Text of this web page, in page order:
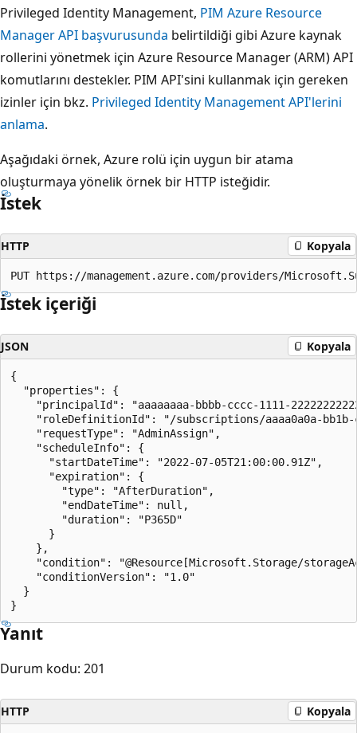
Privileged Identity Management, PIM Azure Resource
Manager API başvurusunda belirtildiği gibi Azure kaynak
rollerini yönetmek için Azure Resource Manager (ARM) API
komutlarını destekler. PIM API'sini kullanmak için gereken
izinler için bkz. Privileged Identity Management API'lerini
anlama.
Aşağıdaki örnek, Azure rolü için uygun bir atama
oluşturmaya yönelik örnek bir HTTP isteğidir.
İstek
HTTP Kopyala
İstek içeriği
JSON Kopyala
{
  "properties": {
"principalId": "aaaaaaaa-bbbb-cccc-1111-
"roleDefinitionId": "/subscriptions/aaaa0a0a-
    "requestType": "AdminAssign",
    "scheduleInfo": {
      "startDateTime": "2022-07-05T21:00:00.91Z",
      "expiration": {
        "type": "AfterDuration",
        "endDateTime": null,
        "duration": "P365D"
      }
    },
"condition": "@Resource[Microsoft.Storage/
    "conditionVersion": "1.0"
  }
Yanıt
Durum kodu: 201
HTTP Kopyala